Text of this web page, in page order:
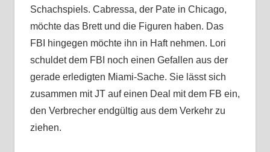
Schachspiels. Cabressa, der Pate in Chicago,
möchte das Brett und die Figuren haben. Das
FBI hingegen möchte ihn in Haft nehmen. Lori
schuldet dem FBI noch einen Gefallen aus der
gerade erledigten Miami-Sache. Sie lässt sich
zusammen mit JT auf einen Deal mit dem FB ein,
den Verbrecher endgültig aus dem Verkehr zu
ziehen.